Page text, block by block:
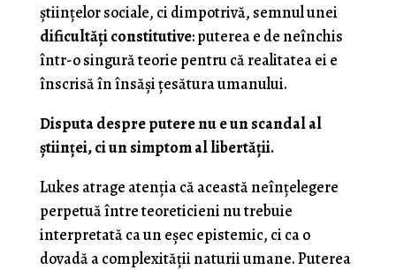
științelor sociale, ci dimpotrivă, semnul unei
dificultăți constitutive: puterea e de neînchis
într-o singură teorie pentru că realitatea ei e
înscrisă în însăși țesătura umanului.
Disputa despre putere nu e un scandal al
științei, ci un simptom al libertății.
Lukes atrage atenția că această neînțelegere
perpetuă între teoreticieni nu trebuie
interpretată ca un eșec epistemic, ci ca o
dovadă a complexității naturii umane. Puterea